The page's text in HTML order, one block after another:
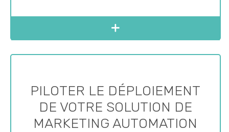
PILOTER LE DÉPLOIEMENT
DE VOTRE SOLUTION DE
MARKETING AUTOMATION